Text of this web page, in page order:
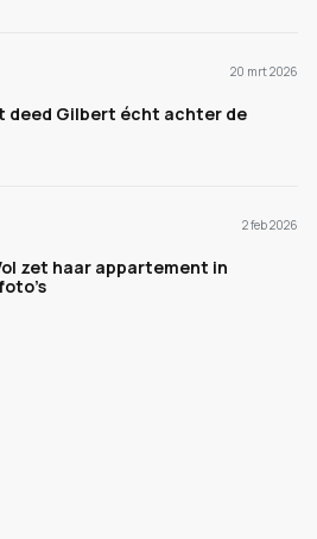
20 mrt 2026
deed Gilbert écht achter de
2 feb 2026
zet haar appartement in